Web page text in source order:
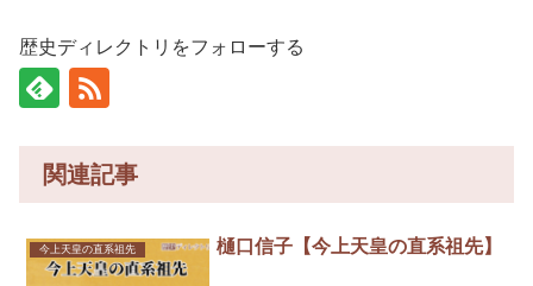
歴史ディレクトリをフォローする
関連記事
今上天皇の直系祖先 樋口信子【今上天皇の直系祖先】